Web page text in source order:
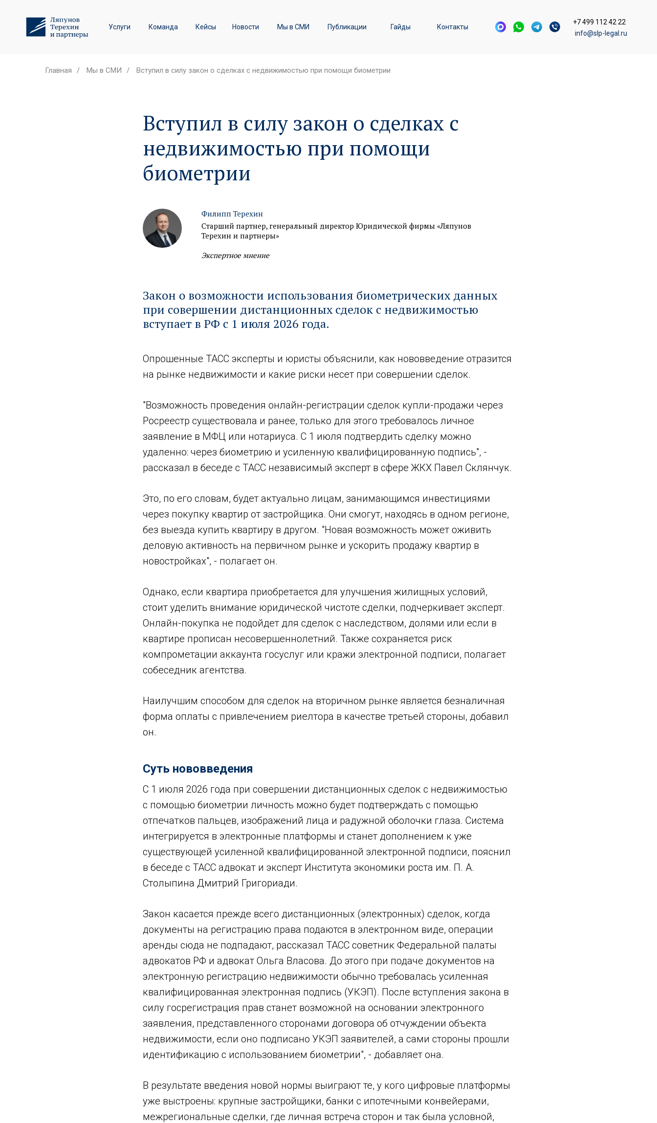
info@slp-legal.ru
+7 499 112 42 22
Команда
Услуги Мы в СМИ Публикации Гайды
Кейсы Новости Контакты
Железнодорожные перевозки
Лизинговые споры
Главная / Мы в СМИ / Вступил в силу закон о сделках с недвижимостью при помощи биометрии
Вступил в силу закон о сделках с
недвижимостью при помощи
биометрии
Филипп Терехин
Старший партнер, генеральный директор Юридической фирмы «Ляпунов
Терехин и партнеры»
Экспертное мнение
Закон о возможности использования биометрических данных
при совершении дистанционных сделок с недвижимостью
вступает в РФ с 1 июля 2026 года.
Опрошенные ТАСС эксперты и юристы объяснили, как нововведение отразится
на рынке недвижимости и какие риски несет при совершении сделок.
"Возможность проведения онлайн-регистрации сделок купли-продажи через
Росреестр существовала и ранее, только для этого требовалось личное
заявление в МФЦ или нотариуса. С 1 июля подтвердить сделку можно
удаленно: через биометрию и усиленную квалифицированную подпись", -
рассказал в беседе с ТАСС независимый эксперт в сфере ЖКХ Павел Склянчук.
Это, по его словам, будет актуально лицам, занимающимся инвестициями
через покупку квартир от застройщика. Они смогут, находясь в одном регионе,
без выезда купить квартиру в другом. "Новая возможность может оживить
деловую активность на первичном рынке и ускорить продажу квартир в
новостройках", - полагает он.
Однако, если квартира приобретается для улучшения жилищных условий,
стоит уделить внимание юридической чистоте сделки, подчеркивает эксперт.
Онлайн-покупка не подойдет для сделок с наследством, долями или если в
квартире прописан несовершеннолетний. Также сохраняется риск
компрометации аккаунта госуслуг или кражи электронной подписи, полагает
собеседник агентства.
Наилучшим способом для сделок на вторичном рынке является безналичная
форма оплаты с привлечением риелтора в качестве третьей стороны, добавил
он.
Суть нововведения
С 1 июля 2026 года при совершении дистанционных сделок с недвижимостью
с помощью биометрии личность можно будет подтверждать с помощью
отпечатков пальцев, изображений лица и радужной оболочки глаза. Система
интегрируется в электронные платформы и станет дополнением к уже
существующей усиленной квалифицированной электронной подписи, пояснил
в беседе с ТАСС адвокат и эксперт Института экономики роста им. П. А.
Столыпина Дмитрий Григориади.
Закон касается прежде всего дистанционных (электронных) сделок, когда
документы на регистрацию права подаются в электронном виде, операции
аренды сюда не подпадают, рассказал ТАСС советник Федеральной палаты
адвокатов РФ и адвокат Ольга Власова. До этого при подаче документов на
электронную регистрацию недвижимости обычно требовалась усиленная
квалифицированная электронная подпись (УКЭП). После вступления закона в
силу госрегистрация прав станет возможной на основании электронного
заявления, представленного сторонами договора об отчуждении объекта
недвижимости, если оно подписано УКЭП заявителей, а сами стороны прошли
идентификацию с использованием биометрии", - добавляет она.
В результате введения новой нормы выиграют те, у кого цифровые платформы
уже выстроены: крупные застройщики, банки с ипотечными конвейерами,
межрегиональные сделки, где личная встреча сторон и так была условной,